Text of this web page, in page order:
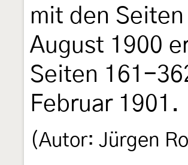
mit den
August 1900
Seiten 161-
Februar 1901.
(Autor: Jürgen